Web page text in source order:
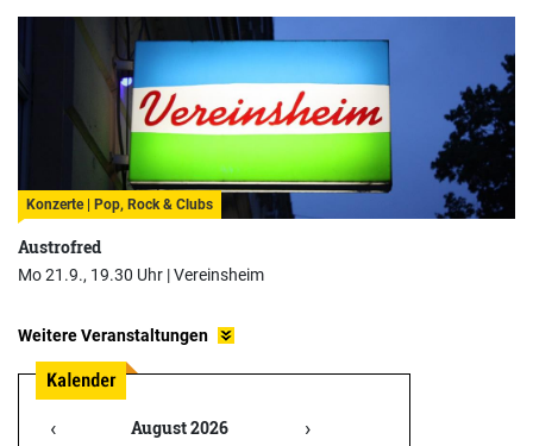
Konzerte | Pop, Rock & Clubs
Austrofred
Mo 21.9., 19.30 Uhr |Vereinsheim
Weitere Veranstaltungen
‹ August 2026 ›